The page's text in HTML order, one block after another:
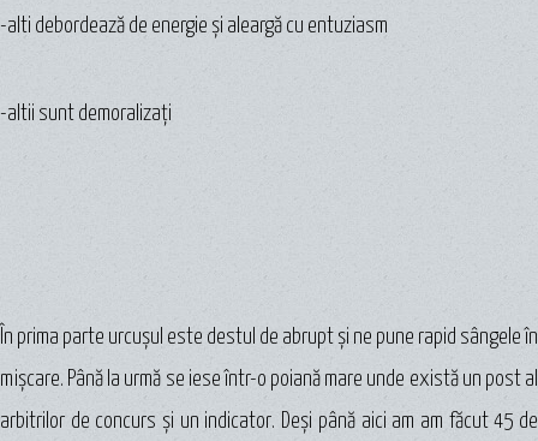
-alti debordează de energie şi aleargă cu entuziasm
-altii sunt demoralizaţi
În prima parte urcuşul este destul de abrupt şi ne pune rapid sângele în
mişcare. Până la urmă se iese într-o poiană mare unde există un post al
arbitrilor de concurs şi un indicator. Deşi până aici am am făcut 45 de